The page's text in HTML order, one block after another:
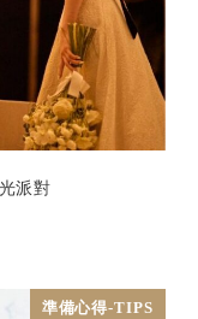
派對
準備心得-TIPS